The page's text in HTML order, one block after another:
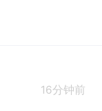
16分钟前